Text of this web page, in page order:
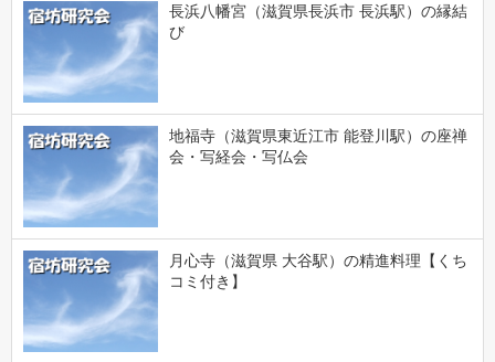
長浜八幡宮（滋賀県長浜市 長浜駅）の縁結
び
地福寺（滋賀県東近江市 能登川駅）の座禅
会・写経会・写仏会
月心寺（滋賀県 大谷駅）の精進料理【くち
コミ付き】